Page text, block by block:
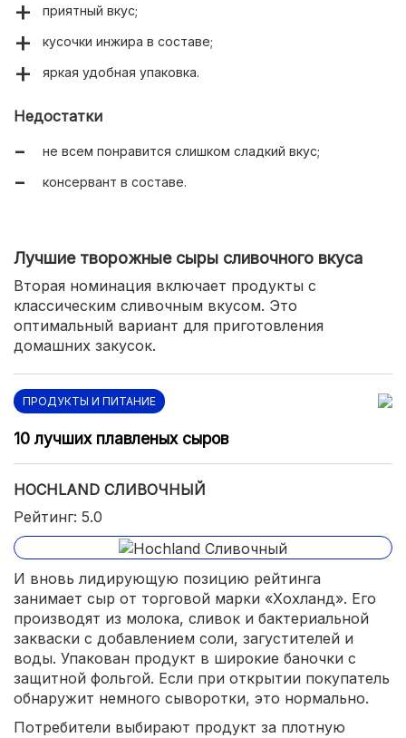
приятный вкус;
кусочки инжира в составе;
яркая удобная упаковка.
Недостатки
не всем понравится слишком сладкий вкус;
консервант в составе.
Лучшие творожные сыры сливочного вкуса
Вторая номинация включает продукты с
классическим сливочным вкусом. Это
оптимальный вариант для приготовления
домашних закусок.
ПРОДУКТЫ И ПИТАНИЕ
10 лучших плавленых сыров
HOCHLAND СЛИВОЧНЫЙ
Рейтинг: 5.0
И вновь лидирующую позицию рейтинга
занимает сыр от торговой марки «Хохланд». Его
производят из молока, сливок и бактериальной
закваски с добавлением соли, загустителей и
воды. Упакован продукт в широкие баночки с
защитной фольгой. Если при открытии покупатель
обнаружит немного сыворотки, это нормально.
Потребители выбирают продукт за плотную